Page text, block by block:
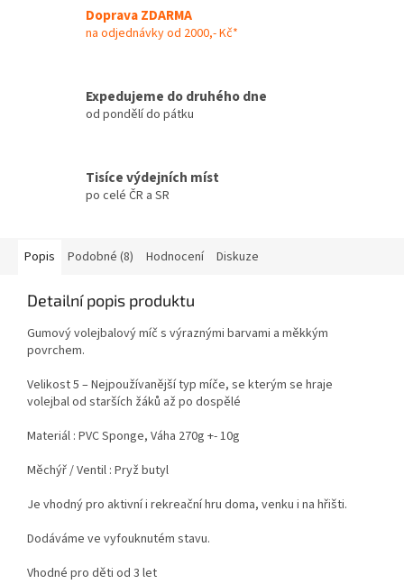
Doprava ZDARMA
na odjednávky od 2000,- Kč*
Expedujeme do druhého dne
od pondělí do pátku
Tisíce výdejních míst
po celé ČR a SR
Popis Podobné (8) Hodnocení Diskuze
Detailní popis produktu
Gumový volejbalový míč s výraznými barvami a měkkým
povrchem.
Velikost 5 – Nejpoužívanější typ míče, se kterým se hraje
volejbal od starších žáků až po dospělé
Materiál : PVC Sponge, Váha 270g +- 10g
Měchýř / Ventil : Pryž butyl
Je vhodný pro aktivní i rekreační hru doma, venku i na hřišti.
Dodáváme ve vyfouknutém stavu.
Vhodné pro děti od 3 let